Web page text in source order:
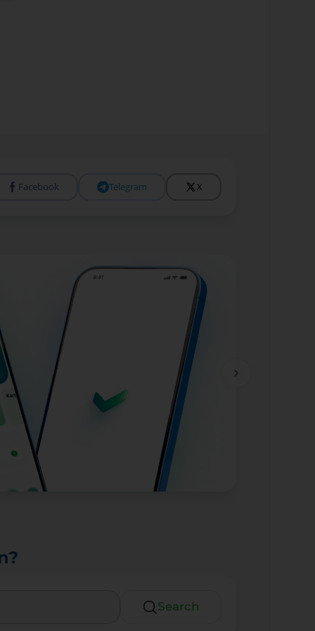
Facebook Telegram X
Search